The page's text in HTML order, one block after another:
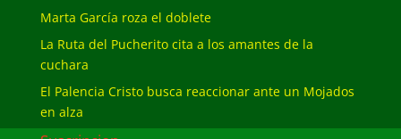
Marta García roza el doblete
La Ruta del Pucherito cita a los amantes de la
cuchara
El Palencia Cristo busca reaccionar ante un Mojados
en alza